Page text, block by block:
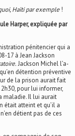
Haïti par exemple !
Harper, expliquée par
pénitencier qui a
17 à Jean Jackson
Jackson Michel l’a-
détention préventive
de la prison aurait fait
pour lui informer,
maladie. Il lui aurait
était atteint et qu’il a
détient pas de ces